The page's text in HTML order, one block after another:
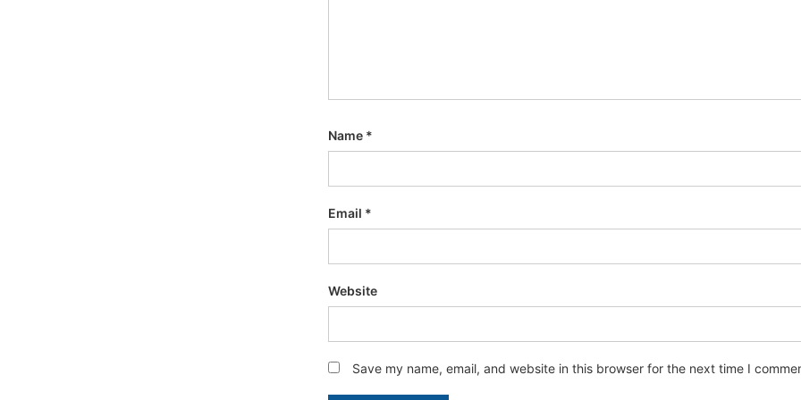
Name *
Email *
Website
Save my name, email, and website in this browser for the next time I